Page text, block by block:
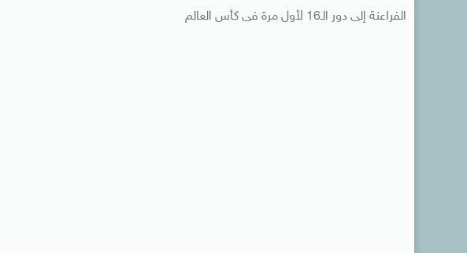
الفراعنة إلى دور الـ16 لأول مرة فى كأس العالم